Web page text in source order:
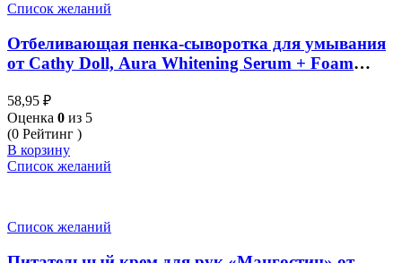
Список желаний
Отбеливающая пенка-сыворотка для умывания
от Cathy Doll, Aura Whitening Serum + Foam
58,95 ₽
Оценка 0 из 5
(0 Рейтинг )
В корзину
Список желаний
Список желаний